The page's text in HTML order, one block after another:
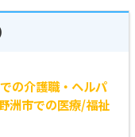
の介護職・ヘルパ
洲市での医療/福祉